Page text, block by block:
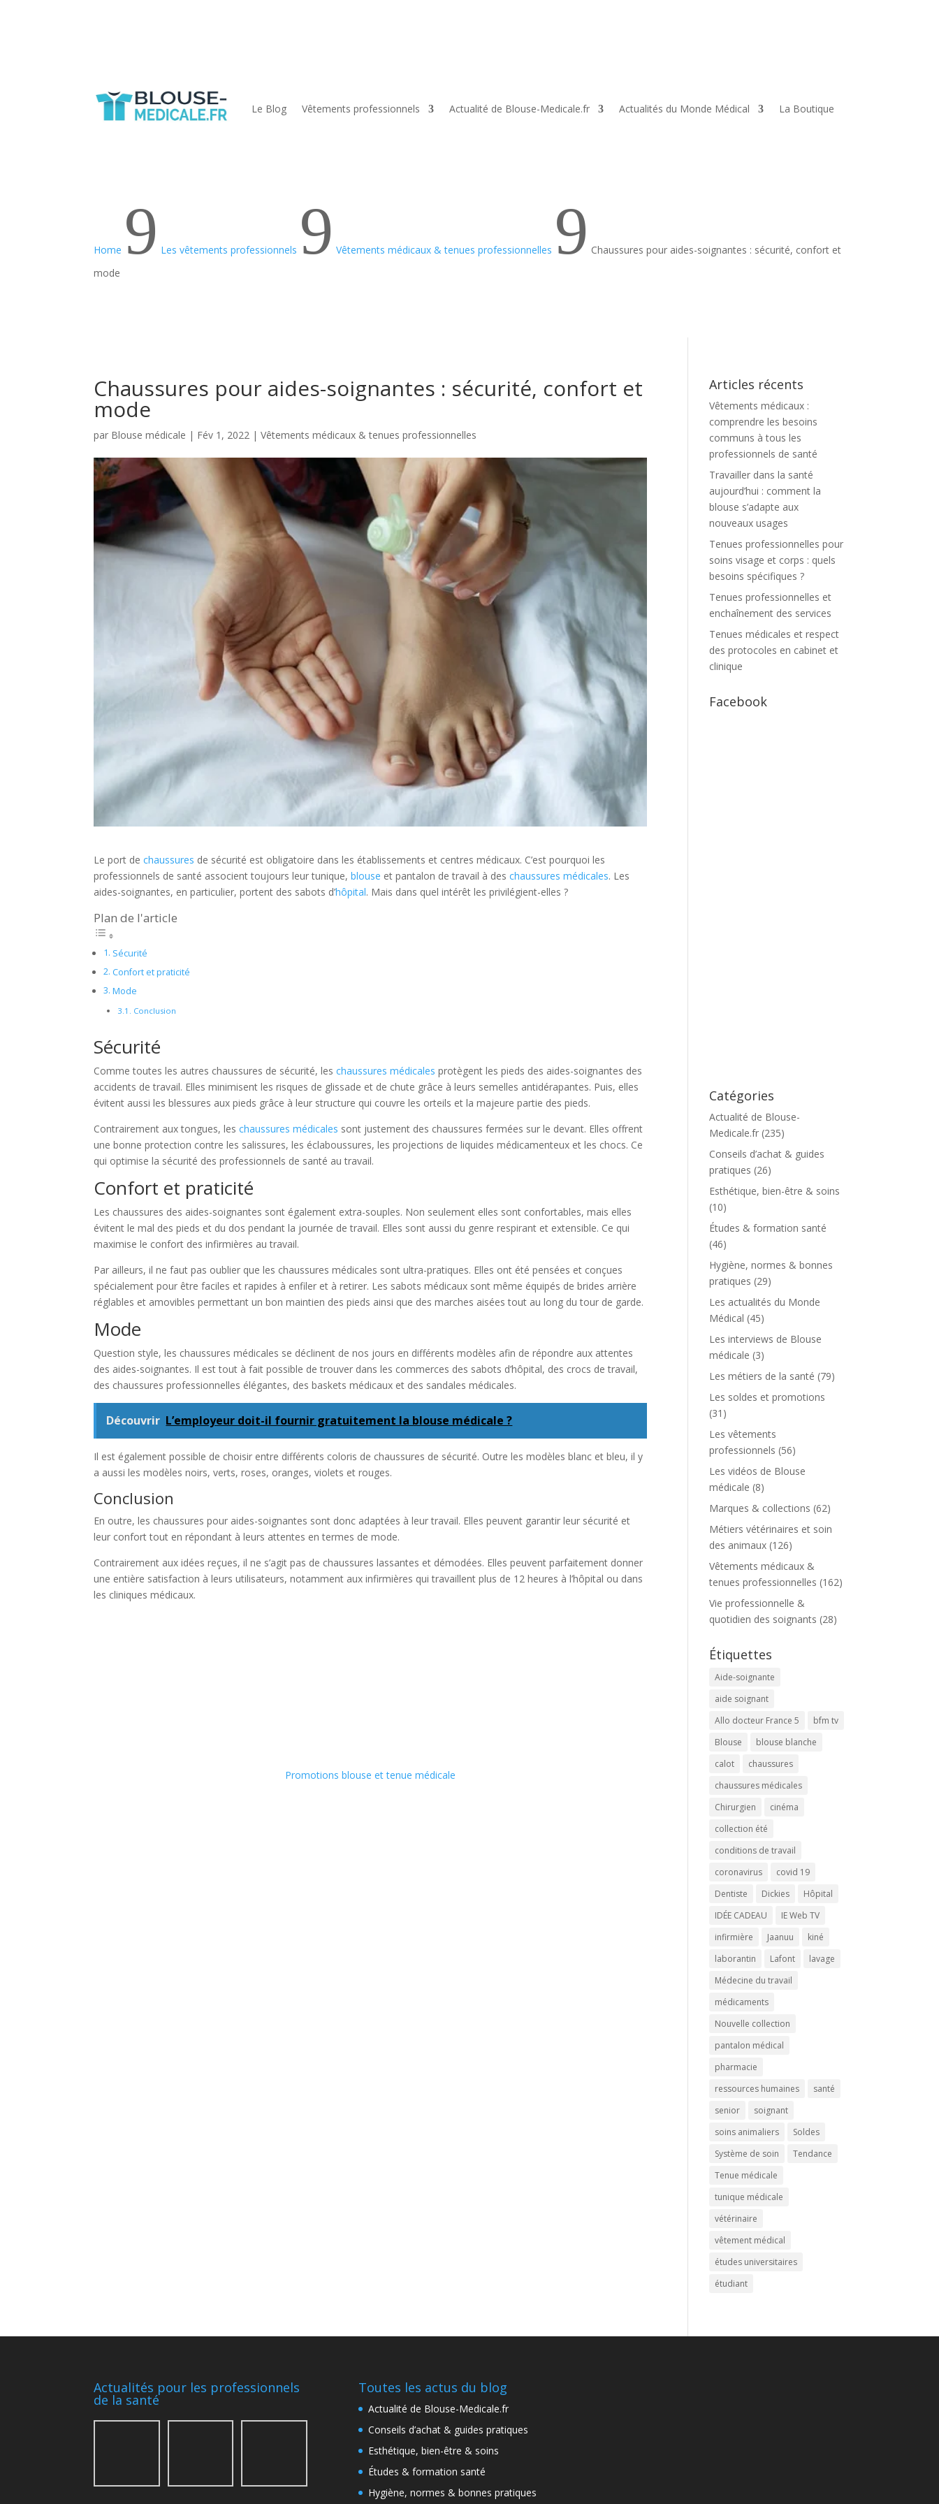
Le Blog Vêtements professionnels Actualité de Blouse-Medicale.fr Actualités du Monde Médical La Boutique
Home 9 Les vêtements professionnels 9 Vêtements médicaux & tenues professionnelles 9 Chaussures pour aides-soignantes : sécurité, confort et
mode
Chaussures pour aides-soignantes : sécurité, confort et
mode
par Blouse médicale | Fév 1, 2022 |Vêtements médicaux & tenues professionnelles
Le port dechaussures de sécurité est obligatoire dans les établissements et centres médicaux. C’est pourquoi les
professionnels de santé associent toujours leur tunique,blouse et pantalon de travail à deschaussures médicales. Les
aides-soignantes, en particulier, portent des sabots d’hôpital. Mais dans quel intérêt les privilégient-elles ?
Plan de l'article
Sécurité
Confort et praticité
Mode
Conclusion
Sécurité
Comme toutes les autres chaussures de sécurité, leschaussures médicales protègent les pieds des aides-soignantes des
accidents de travail. Elles minimisent les risques de glissade et de chute grâce à leurs semelles antidérapantes. Puis, elles
évitent aussi les blessures aux pieds grâce à leur structure qui couvre les orteils et la majeure partie des pieds.
Contrairement aux tongues, leschaussures médicales sont justement des chaussures fermées sur le devant. Elles offrent
une bonne protection contre les salissures, les éclaboussures, les projections de liquides médicamenteux et les chocs. Ce
qui optimise la sécurité des professionnels de santé au travail.
Confort et praticité
Les chaussures des aides-soignantes sont également extra-souples. Non seulement elles sont confortables, mais elles
évitent le mal des pieds et du dos pendant la journée de travail. Elles sont aussi du genre respirant et extensible. Ce qui
maximise le confort des infirmières au travail.
Par ailleurs, il ne faut pas oublier que les chaussures médicales sont ultra-pratiques. Elles ont été pensées et conçues
spécialement pour être faciles et rapides à enfiler et à retirer. Les sabots médicaux sont même équipés de brides arrière
réglables et amovibles permettant un bon maintien des pieds ainsi que des marches aisées tout au long du tour de garde.
Mode
Question style, les chaussures médicales se déclinent de nos jours en différents modèles afin de répondre aux attentes
des aides-soignantes. Il est tout à fait possible de trouver dans les commerces des sabots d’hôpital, des crocs de travail,
des chaussures professionnelles élégantes, des baskets médicaux et des sandales médicales.
Découvrir L’employeur doit-il fournir gratuitement la blouse médicale ?
Il est également possible de choisir entre différents coloris de chaussures de sécurité. Outre les modèles blanc et bleu, il y
a aussi les modèles noirs, verts, roses, oranges, violets et rouges.
Conclusion
En outre, les chaussures pour aides-soignantes sont donc adaptées à leur travail. Elles peuvent garantir leur sécurité et
leur confort tout en répondant à leurs attentes en termes de mode.
Contrairement aux idées reçues, il ne s’agit pas de chaussures lassantes et démodées. Elles peuvent parfaitement donner
une entière satisfaction à leurs utilisateurs, notamment aux infirmières qui travaillent plus de 12 heures à l’hôpital ou dans
les cliniques médicaux.
Promotions blouse et tenue médicale
Articles récents
Vêtements médicaux :
comprendre les besoins
communs à tous les
professionnels de santé
Travailler dans la santé
aujourd’hui : comment la
blouse s’adapte aux
nouveaux usages
Tenues professionnelles pour
soins visage et corps : quels
besoins spécifiques ?
Tenues professionnelles et
enchaînement des services
Tenues médicales et respect
des protocoles en cabinet et
clinique
Facebook
Catégories
Actualité de Blouse-
Medicale.fr (235)
Conseils d’achat & guides
pratiques (26)
Esthétique, bien-être & soins
(10)
Études & formation santé
(46)
Hygiène, normes & bonnes
pratiques (29)
Les actualités du Monde
Médical (45)
Les interviews de Blouse
médicale (3)
Les métiers de la santé (79)
Les soldes et promotions
(31)
Les vêtements
professionnels (56)
Les vidéos de Blouse
médicale (8)
Marques & collections (62)
Métiers vétérinaires et soin
des animaux (126)
Vêtements médicaux &
tenues professionnelles (162)
Vie professionnelle &
quotidien des soignants (28)
Étiquettes
Aide-soignante
aide soignant
Allo docteur France 5
bfm tv
Blouse
blouse blanche
calot
chaussures
chaussures médicales
Chirurgien
cinéma
collection été
conditions de travail
coronavirus
covid 19
Dentiste
Dickies
Hôpital
IDÉE CADEAU
IE Web TV
infirmière
Jaanuu
kiné
laborantin
Lafont
lavage
Médecine du travail
médicaments
Nouvelle collection
pantalon médical
pharmacie
ressources humaines
santé
senior
soignant
soins animaliers
Soldes
Système de soin
Tendance
Tenue médicale
tunique médicale
vétérinaire
vêtement médical
études universitaires
étudiant
Actualités pour les professionnels
de la santé
Toutes les actus du blog
Actualité de Blouse-Medicale.fr
Conseils d’achat & guides pratiques
Esthétique, bien-être & soins
Études & formation santé
Hygiène, normes & bonnes pratiques